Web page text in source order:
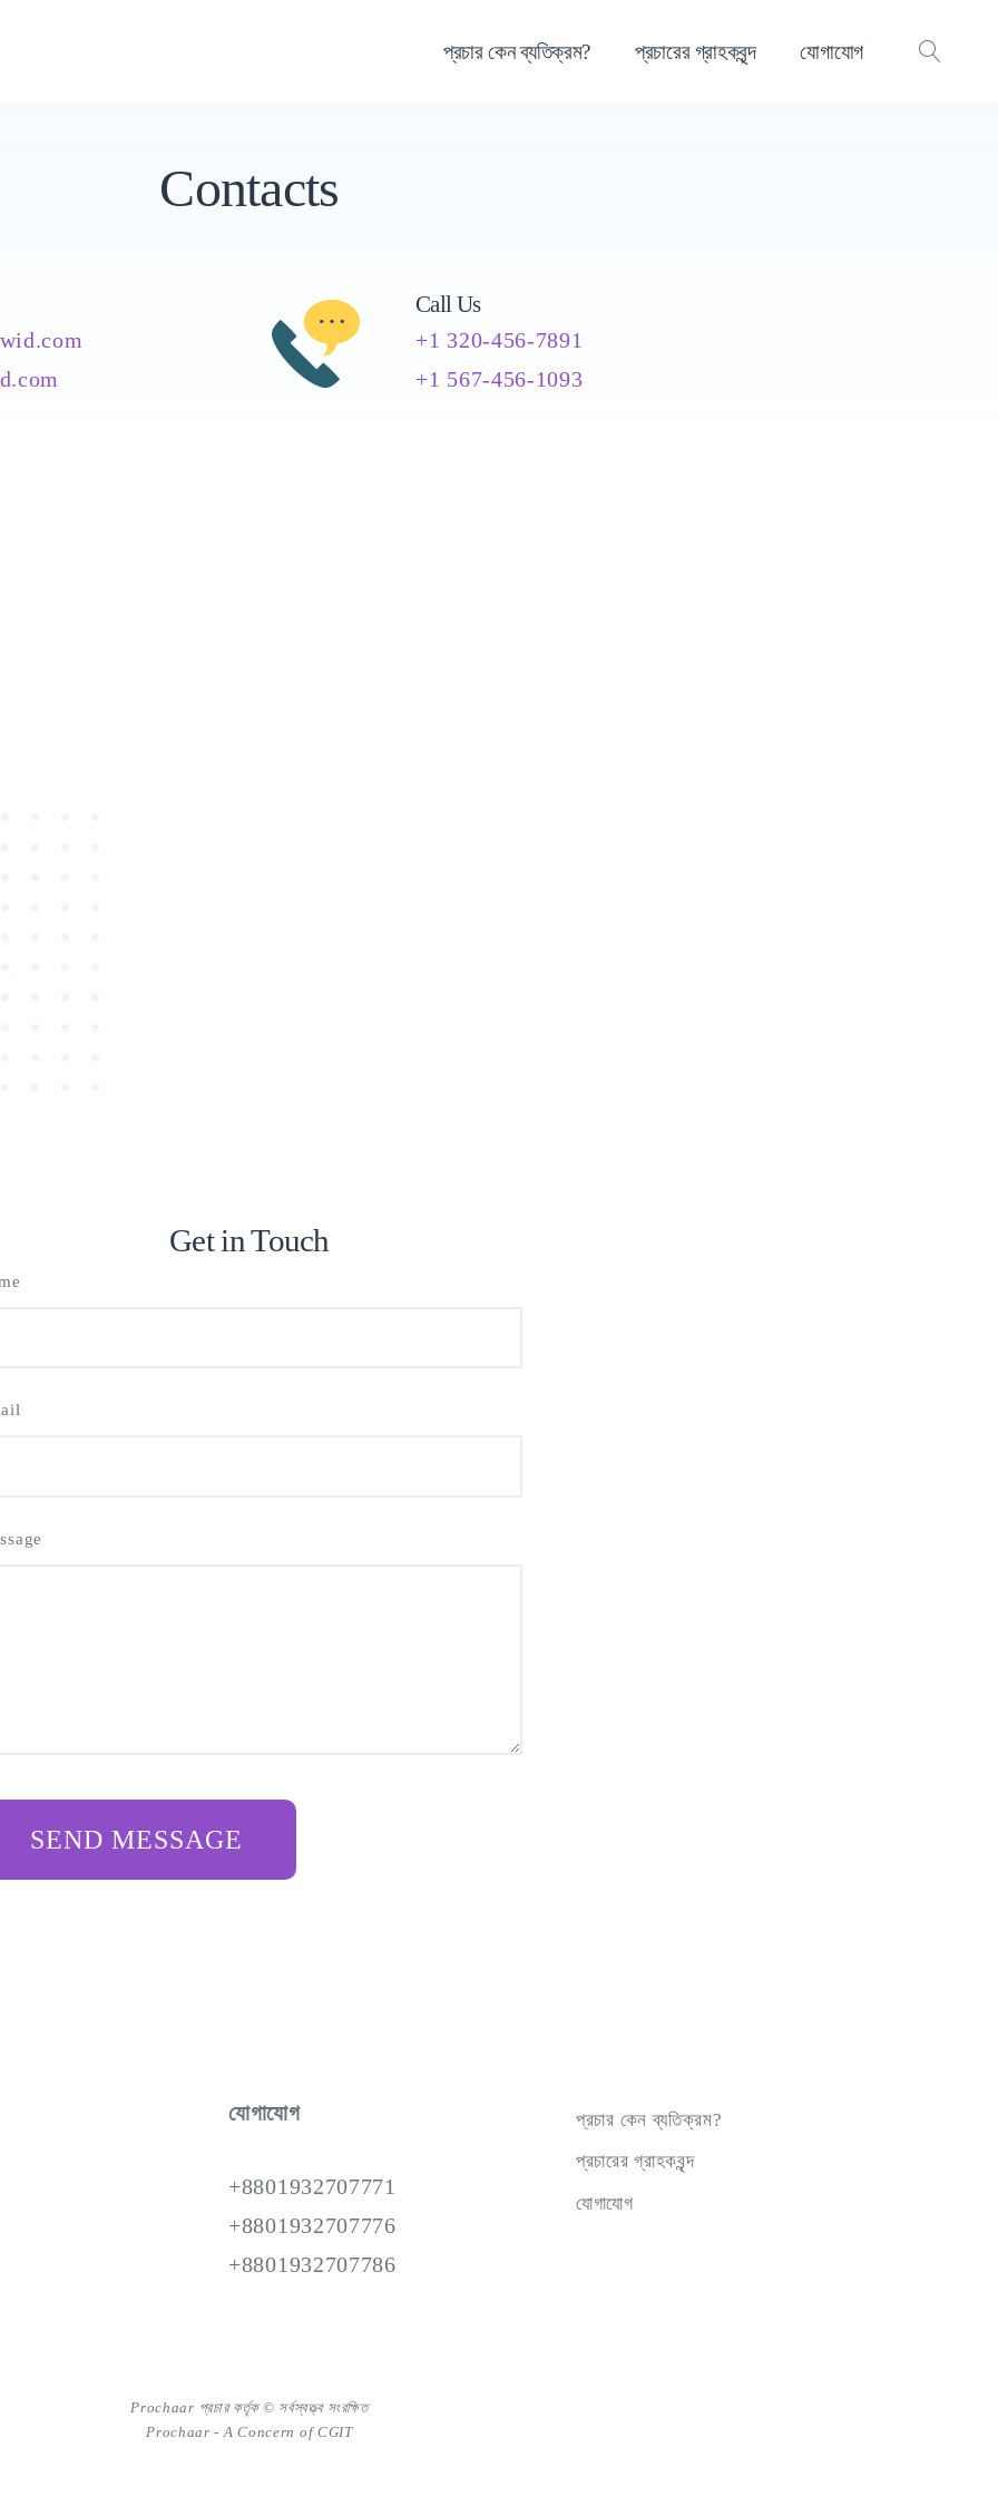
প্রচার কেন ব্যতিক্রম? প্রচারের গ্রাহকবৃন্দ যোগাযোগ
Contacts
Call Us
+1 320-456-7891
+1 567-456-1093
Get in Touch
SEND MESSAGE
যোগাযোগ
+8801932707771
+8801932707776
+8801932707786
প্রচার কেন ব্যতিক্রম?
প্রচারের গ্রাহকবৃন্দ
যোগাযোগ
Prochaar প্রচার কর্তৃক © সর্বস্বত্ত্ব সংরক্ষিত
Prochaar - A Concern of CGIT